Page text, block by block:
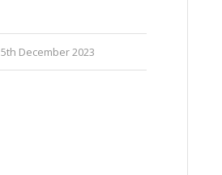
5th December 2023